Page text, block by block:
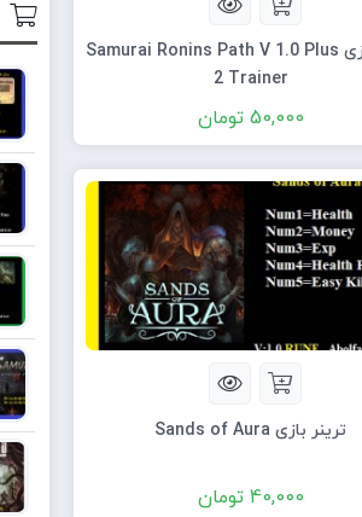
ترینر بازی Samurai Ronins Path V 1.0 Plus
2 Trainer
50,000 تومان
ترینر بازی Sands of Aura
40,000 تومان